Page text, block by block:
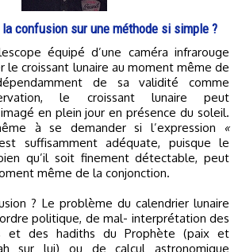
confusion sur une méthode si simple ?
le croissant lunaire au moment même de
de sa validité comme
le croissant lunaire peut
en plein jour en présence du soleil.
à se demander si l’expression
«
suffisamment adéquate, puisque le
qu’il soit finement détectable, peut
même de la conjonction.
? Le problème du calendrier lunaire
politique, de mal- interprétation des
et des hadiths du Prophète (paix et
sur lui) ou de calcul astronomique